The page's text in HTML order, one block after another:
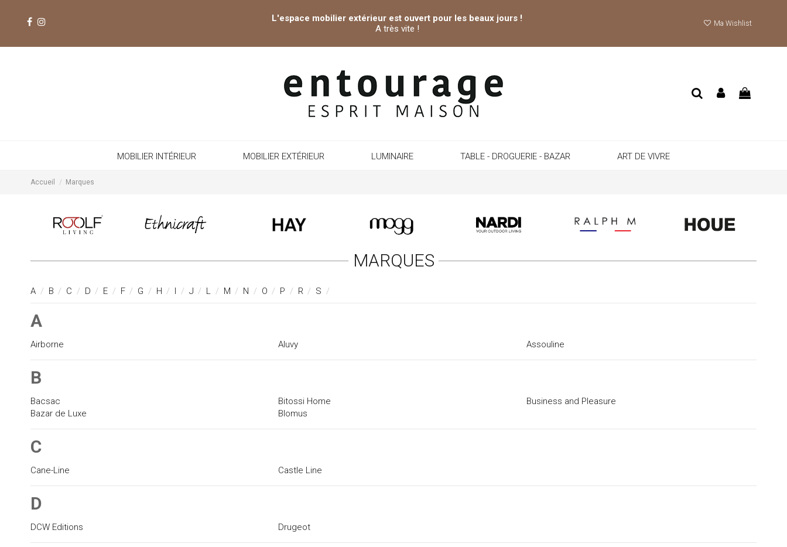
L'espace mobilier extérieur est ouvert pour les beaux jours !
A très vite !
Ma Wishlist
MOBILIER INTÉRIEUR MOBILIER EXTÉRIEUR LUMINAIRE TABLE - DROGUERIE - BAZAR ART DE VIVRE
Accueil Marques
MARQUES
A / B / C / D / E / F / G / H / I / J / L / M / N / O / P / R / S /
A
Airborne Aluvy Assouline
B
Bacsac
Bazar de Luxe
Bitossi Home
Blomus
Business and Pleasure
C
Cane-Line Castle Line
D
DCW Editions Drugeot